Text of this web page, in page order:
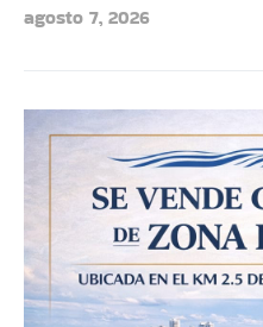
agosto 7, 2026